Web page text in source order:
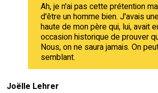
Ah, je n'ai pas cette prétention
d'être un homme bien. J'avais
haute de mon père qui, lui, avait
occasion historique de prouver
Nous, on ne saura jamais. On
semblant.
Joëlle Lehrer